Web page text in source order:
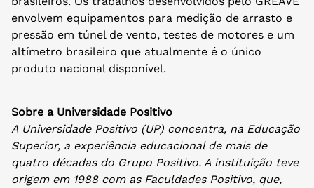
envolvem equipamentos para medição de arrasto e
pressão em túnel de vento, testes de motores e um
altímetro brasileiro que atualmente é o único
produto nacional disponível.
Sobre a Universidade Positivo
A Universidade Positivo (UP) concentra, na Educação
Superior, a experiência educacional de mais de
quatro décadas do Grupo Positivo. A instituição teve
origem em 1988 com as Faculdades Positivo, que,